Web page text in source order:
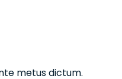
metus dictum.